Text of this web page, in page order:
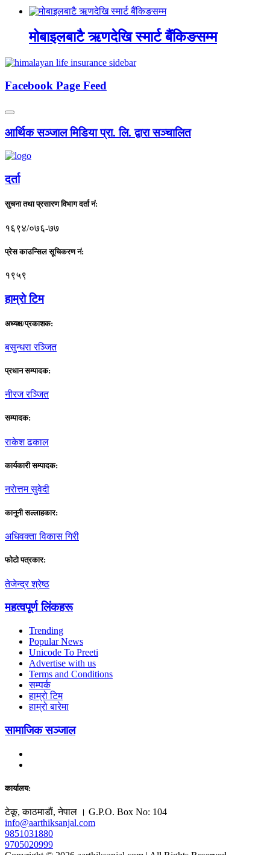
मोबाइलबाटै ऋणदेखि स्मार्ट बैंकिङसम्म
Facebook Page Feed
आर्थिक सञ्जाल मिडिया प्रा. लि. द्वारा सञ्चालित
दर्ता
सुचना तथा प्रसारण विभाग दर्ता नं:
१६९४/०७६-७७
प्रेस काउन्सिल सूचिकरण नं:
१९५९
हाम्राे टिम
अध्यक्ष/प्रकाशक:
बसुन्धरा रञ्जित
प्रधान सम्पादक:
नीरज रञ्जित
सम्पादक:
राकेश ढकाल
कार्यकारी सम्पादक:
नराेत्तम सुवेदी
कानुनी सल्लाहकार:
अधिवक्ता विकास गिरी
फाेटाे पत्रकार:
तेजेन्द्र श्रेष्ठ
महत्वपूर्ण लिंकहरू
Trending
Popular News
Unicode To Preeti
Advertise with us
Terms and Conditions
सम्पर्क
हाम्रो टिम
हाम्रो बारेमा
सामाजिक सञ्जाल
कार्यालय:
टेकू, काठमाडाैं, नेपाल । G.P.O. Box No: 104
info@aarthiksanjal.com
9851031880
9705020999